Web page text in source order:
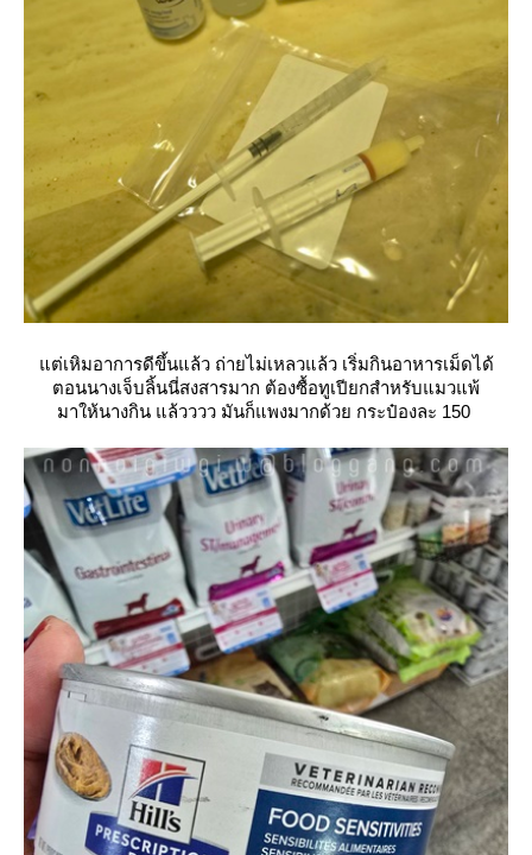
ต่เหิมอาการดีขึ้นแล้ว ถ่ายไม่เหลวแล้ว เริ่มกินอาหารเม็ดได้
ตอนนางเจ็บลิ้นนี่สงสารมาก ต้องซื้อทูเปียกสำหรับแมวแพ้
มาให้นางกิน แล้วววว มันก็แพงมากด้วย กระป๋องละ 150